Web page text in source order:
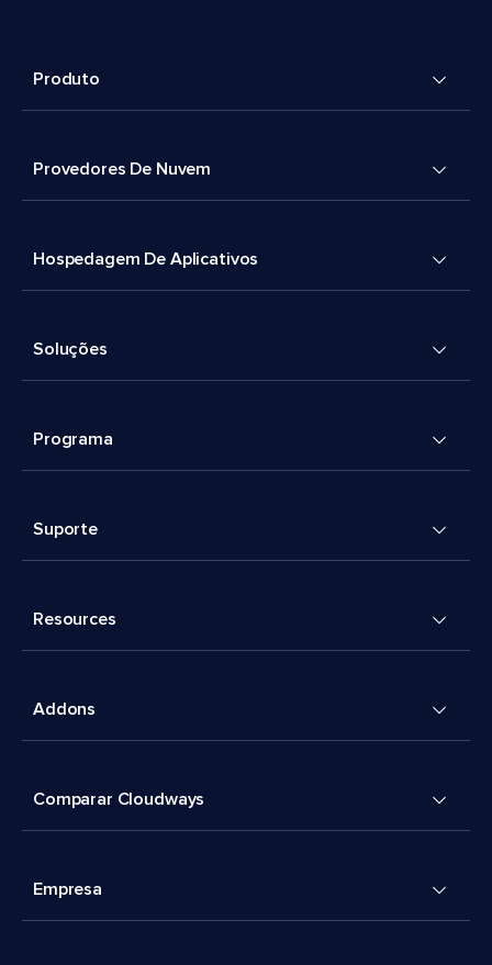
Produto
Provedores De Nuvem
Hospedagem De Aplicativos
Soluções
Programa
Suporte
Resources
Addons
Comparar Cloudways
Empresa